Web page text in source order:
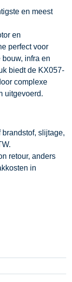
en meest
en
perfect voor
infra en
biedt de KX057-
complexe
uitgevoerd.
slijtage,
retour, anders
in